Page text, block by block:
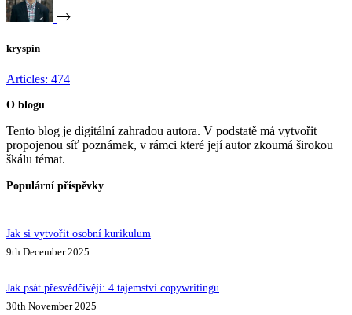
kryspin
Articles: 474
O blogu
Tento blog je digitální zahradou autora. V podstatě má vytvořit
propojenou síť poznámek, v rámci které její autor zkoumá širokou
škálu témat.
Populární příspěvky
Jak si vytvořit osobní kurikulum
9th December 2025
Jak psát přesvědčivěji: 4 tajemství copywritingu
30th November 2025